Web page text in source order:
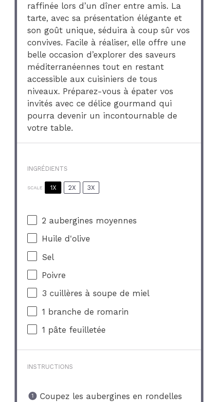
raffinée lors d’un dîner entre amis. La
tarte, avec sa présentation élégante et
son goût unique, séduira à coup sûr vos
convives. Facile à réaliser, elle offre une
belle occasion d’explorer des saveurs
méditerranéennes tout en restant
accessible aux cuisiniers de tous
niveaux. Préparez-vous à épater vos
invités avec ce délice gourmand qui
pourra devenir un incontournable de
votre table.
INGRÉDIENTS
SCALE 1X 2X 3X
2 aubergines moyennes
Huile d'olive
Sel
Poivre
3 cuillères à soupe de miel
1 branche de romarin
1 pâte feuilletée
INSTRUCTIONS
Coupez les aubergines en rondelles